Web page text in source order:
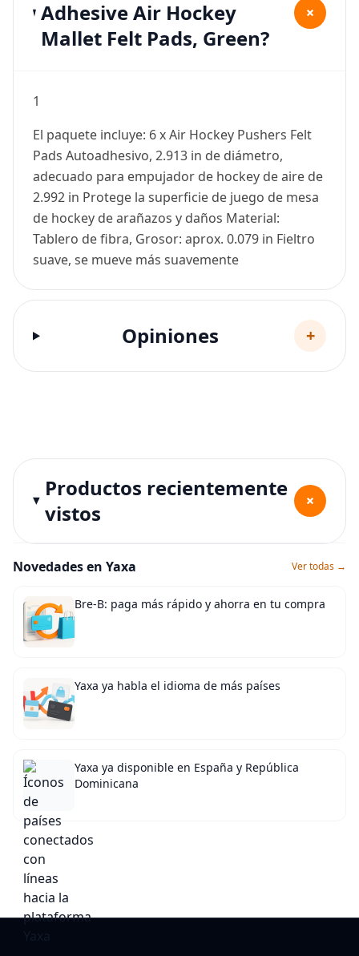
Adhesive Air Hockey
Mallet Felt Pads, Green?
+
1
El paquete incluye: 6 x Air Hockey Pushers Felt
Pads Autoadhesivo, 2.913 in de diámetro,
adecuado para empujador de hockey de aire de
2.992 in Protege la superficie de juego de mesa
de hockey de arañazos y daños Material:
Tablero de fibra, Grosor: aprox. 0.079 in Fieltro
suave, se mueve más suavemente
Opiniones +
Productos recientemente
vistos
+
Novedades en Yaxa Ver todas →
Bre-B: paga más rápido y ahorra en tu compra
Yaxa ya habla el idioma de más países
Yaxa ya disponible en España y República
Dominicana